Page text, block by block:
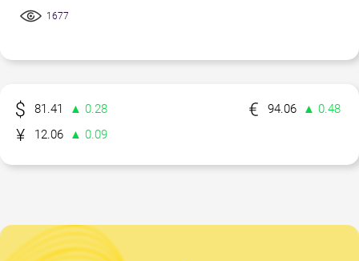
1677
81.41 ▲ 0.28 94.06
▲ 0.48
12.06
▲ 0.09